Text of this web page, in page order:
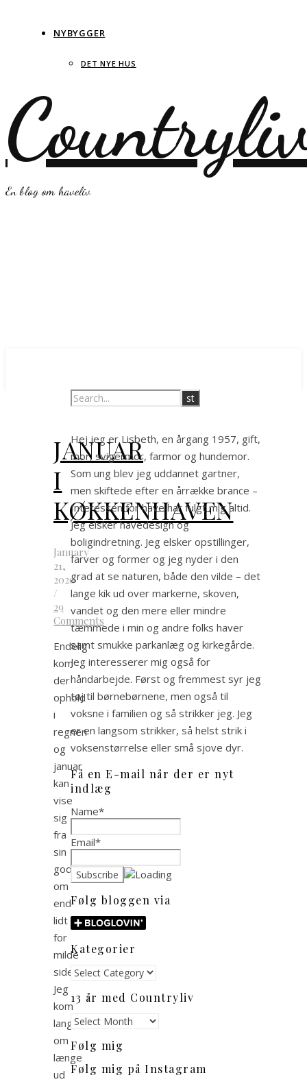
NYBYGGER
DET NYE HUS
En blog om haveliv
JANUAR
I
KØKKENHAVEN
January
21,
2020
/
29
Comments
Endelig
kom
der
ophold
i
regnen
og
januar
kan
vise
sig
fra
sin
gode
om
end
lidt
for
milde
side.
Jeg
kom
langt
om
længe
ud
Hej jeg er Lisbeth, en årgang 1957, gift,
mor, svigermor, farmor og hundemor.
Som ung blev jeg uddannet gartner,
men skiftede efter en årrække brance –
Interessen for have har fulgt mig altid.
Jeg elsker havedesign og
boligindretning. Jeg elsker opstillinger,
farver og former og jeg nyder i den
grad at se naturen, både den vilde – det
lange kik ud over markerne, skoven,
vandet og den mere eller mindre
tæmmede i min og andre folks haver
samt smukke parkanlæg og kirkegårde.
Jeg interesserer mig også for
håndarbejde. Først og fremmest syr jeg
tøj til børnebørnene, men også til
voksne i familien og så strikker jeg. Jeg
er en langsom strikker, så helst strik i
voksenstørrelse eller små sjove dyr.
Få en E-mail når der er nyt
indlæg
Name*
Email*
Følg bloggen via
Kategorier
Kategorier
13 år med Countryliv
13
år
med
Countryliv
Følg mig
Følg mig på Instagram